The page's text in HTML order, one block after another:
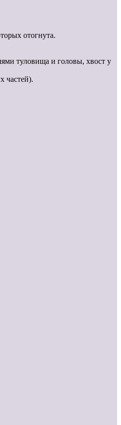
отогнута.
туловища и головы, хвост у
частей).